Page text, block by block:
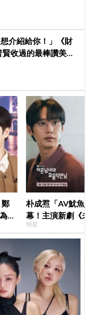
想介紹給你！」《財
收過的最棒讚美，
安
朴成焄「AV魷魚
幕！主演新劇《
首度談復出心情
明星